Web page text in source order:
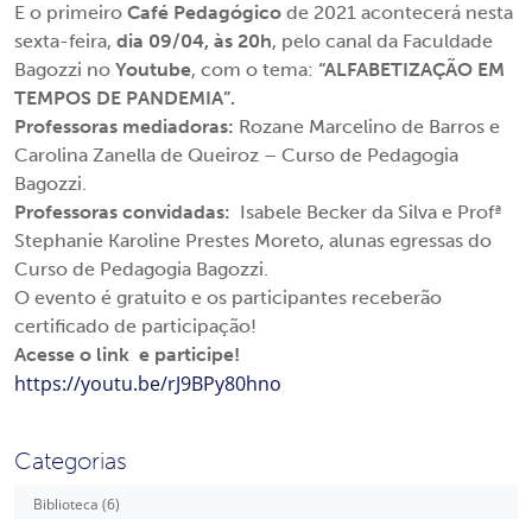
E o primeiro Café Pedagógico de 2021 acontecerá nesta
sexta-feira, dia 09/04, às 20h, pelo canal da Faculdade
Bagozzi no Youtube, com o tema: “ALFABETIZAÇÃO EM
TEMPOS DE PANDEMIA”.
Professoras mediadoras: Rozane Marcelino de Barros e
Carolina Zanella de Queiroz – Curso de Pedagogia
Bagozzi.
Professoras convidadas: Isabele Becker da Silva e Profª
Stephanie Karoline Prestes Moreto, alunas egressas do
Curso de Pedagogia Bagozzi.
O evento é gratuito e os participantes receberão
certificado de participação!
Acesse o link e participe!
https://youtu.be/rJ9BPy80hno
Categorias
Biblioteca (6)